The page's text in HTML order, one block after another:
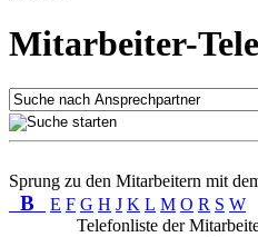
Mitarbeiter-
Sprung zu den Mitarbeitern mit
B E F G H J K L M O R S W
Telefonliste der